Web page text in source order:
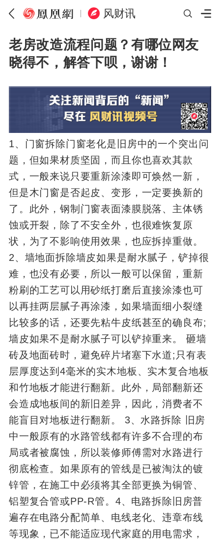
风财讯
老房改造流程问题？有哪位网友
晓得不，解答下呗，谢谢！
1、门窗拆除门窗老化是旧房中的一个突出问
题，但如果材质坚固，而且你也喜欢其款
式，一般来说只要重新涂漆即可焕然一新，
但是木门窗是否起皮、变形，一定要换新的
了。此外，钢制门窗表面漆膜脱落、主体锈
蚀或开裂，除了不安全外，也很难恢复原
状，为了不影响使用效果，也应拆掉重做。
2、墙地面拆除墙皮如果是耐水腻子，铲掉很
难，也没有必要，所以一般可以保留，重新
粉刷的工艺可以用砂纸打磨后直接涂漆也可
以再挂两层腻子再涂漆，如果墙面细小裂缝
比较多的话，还要先粘牛皮纸甚至的确良布;
墙皮如果不是耐水腻子可以铲掉重来。 砸墙
砖及地面砖时，避免碎片堵塞下水道;只有表
层厚度达到4毫米的实木地板、实木复合地板
和竹地板才能进行翻新。此外，局部翻新还
会造成地板间的新旧差异，因此，消费者不
能盲目对地板进行翻新。 3、水路拆除 旧房
中一般原有的水路管线都有许多不合理的布
局或者被腐蚀，所以装修师傅需对水路进行
彻底检查。如果原有的管线是已被淘汰的镀
锌管，在施工中必须将其全部更换为铜管、
铝塑复合管或PP-R管。4、电路拆除旧房普
遍存在电路分配简单、电线老化、违章布线
等现象，已不能适应现代家庭的用电需求，